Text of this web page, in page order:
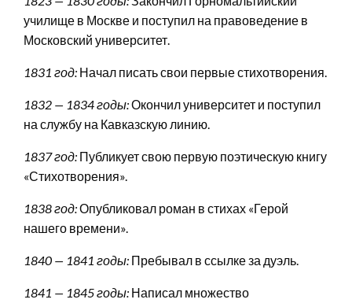
училище в Москве и поступил на правоведение в
Московский университет.
1831 год: Начал писать свои первые стихотворения.
1832 — 1834 годы:Окончил университет и поступил
на службу на Кавказскую линию.
1837 год: Публикует свою первую поэтическую книгу
«Стихотворения».
1838 год:Опубликовал роман в стихах «Герой
нашего времени».
1840 — 1841 годы: Пребывал в ссылке за дуэль.
1841 — 1845 годы: Написал множество